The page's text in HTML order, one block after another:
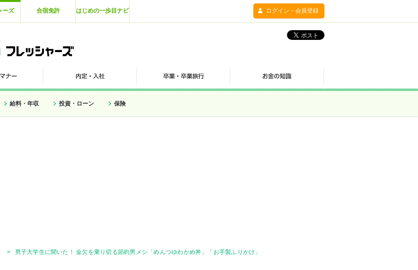
ーズ 合宿免許 はじめの一歩目ナビ ログイン・会員登録
給料・年収 投資・ローン 保険
> 男子大学生に聞いた！ 金欠を乗り切る節約男メシ「めんつゆわかめ丼」「お手製ふりかけ」